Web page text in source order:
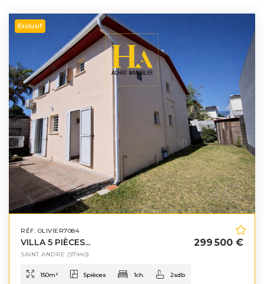
Exclusif
RÉF. OLIVIER7084
VILLA 5 PIÈCES...
SAINT ANDRE (97440)
299 500 €
150m² 5pièces 1ch. 2sdb